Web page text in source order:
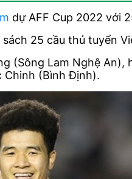
dự AFF Cup 2022 với
25 cầu thủ tuyển
(Sông Lam Nghệ An),
Chinh (Bình Định).